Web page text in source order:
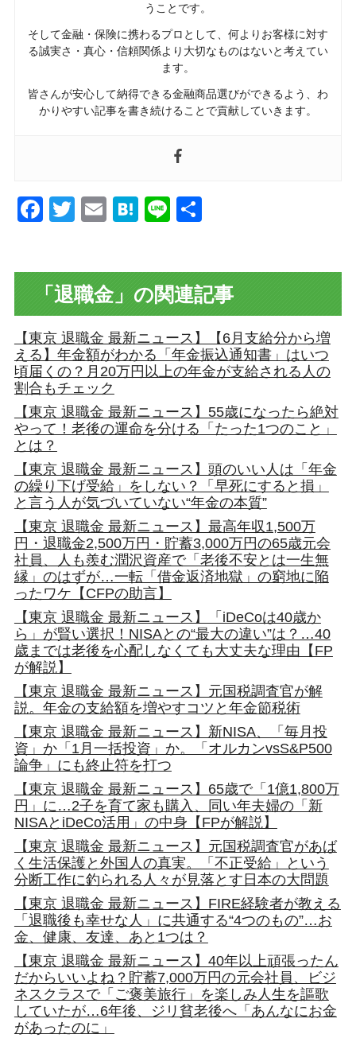
うことです。
そして金融・保険に携わるプロとして、何よりお客様に対す
る誠実さ・真心・信頼関係より大切なものはないと考えてい
ます。
皆さんが安心して納得できる金融商品選びができるよう、わ
かりやすい記事を書き続けることで貢献していきます。
Facebook
Twitter
EmailHatena
Line共
「退職金」の関連記事
【東京 退職金 最新ニュース】【6月支給分から増
える】年金額がわかる「年金振込通知書」はいつ
頃届くの？月20万円以上の年金が支給される人の
割合もチェック
【東京 退職金 最新ニュース】55歳になったら絶対
やって！老後の運命を分ける「たった1つのこと」
とは？
【東京 退職金 最新ニュース】頭のいい人は「年金
の繰り下げ受給」をしない？「早死にすると損」
と言う人が気づいていない“年金の本質”
【東京 退職金 最新ニュース】最高年収1,500万
円・退職金2,500万円・貯蓄3,000万円の65歳元会
社員、人も羨む潤沢資産で「老後不安とは一生無
縁」のはずが…一転「借金返済地獄」の窮地に陥
ったワケ【CFPの助言】
【東京 退職金 最新ニュース】「iDeCoは40歳か
ら」が賢い選択！NISAとの“最大の違い”は？…40
歳までは老後を心配しなくても大丈夫な理由【FP
が解説】
【東京 退職金 最新ニュース】元国税調査官が解
説。年金の支給額を増やすコツと年金節税術
【東京 退職金 最新ニュース】新NISA、「毎月投
資」か「1月一括投資」か。「オルカンvsS&P500
論争」にも終止符を打つ
【東京 退職金 最新ニュース】65歳で「1億1,800万
円」に…2子を育て家も購入、同い年夫婦の「新
NISAとiDeCo活用」の中身【FPが解説】
【東京 退職金 最新ニュース】元国税調査官があば
く生活保護と外国人の真実。「不正受給」という
分断工作に釣られる人々が見落とす日本の大問題
【東京 退職金 最新ニュース】FIRE経験者が教える
「退職後も幸せな人」に共通する“4つのもの”…お
金、健康、友達、あと1つは？
【東京 退職金 最新ニュース】40年以上頑張ったん
だからいいよね？貯蓄7,000万円の元会社員、ビジ
ネスクラスで「ご褒美旅行」を楽しみ人生を謳歌
していたが…6年後、ジリ貧老後へ「あんなにお金
があったのに」